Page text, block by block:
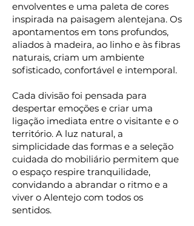
envolventes e uma paleta de cores
inspirada na paisagem alentejana. Os
apontamentos em tons profundos,
aliados à madeira, ao linho e às fibras
naturais, criam um ambiente
sofisticado, confortável e intemporal.
Cada divisão foi pensada para
despertar emoções e criar uma
ligação imediata entre o visitante e o
território. A luz natural, a
simplicidade das formas e a seleção
cuidada do mobiliário permitem que
o espaço respire tranquilidade,
convidando a abrandar o ritmo e a
viver o Alentejo com todos os
sentidos.